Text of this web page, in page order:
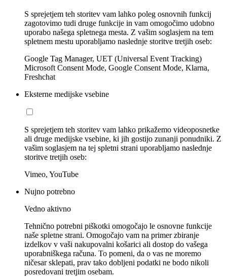
S sprejetjem teh storitev vam lahko poleg osnovnih funkcij
zagotovimo tudi druge funkcije in vam omogočimo udobno
uporabo našega spletnega mesta. Z vašim soglasjem na tem
spletnem mestu uporabljamo naslednje storitve tretjih oseb:
Google Tag Manager, UET (Universal Event Tracking)
Microsoft Consent Mode, Google Consent Mode, Klarna,
Freshchat
Eksterne medijske vsebine
S sprejetjem teh storitev vam lahko prikažemo videoposnetke
ali druge medijske vsebine, ki jih gostijo zunanji ponudniki. Z
vašim soglasjem na tej spletni strani uporabljamo naslednje
storitve tretjih oseb:
Vimeo, YouTube
Nujno potrebno
Vedno aktivno
Tehnično potrebni piškotki omogočajo le osnovne funkcije
naše spletne strani. Omogočajo vam na primer zbiranje
izdelkov v vaši nakupovalni košarici ali dostop do vašega
uporabniškega računa. To pomeni, da o vas ne moremo
ničesar sklepati, prav tako dobljeni podatki ne bodo nikoli
posredovani tretjim osebam.